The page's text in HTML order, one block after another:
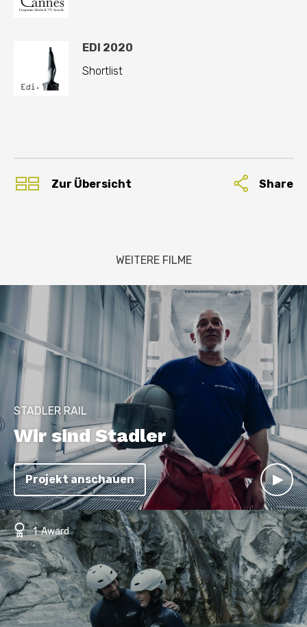
EDI 2020
Shortlist
Zur Übersicht Share
WEITERE FILME
STADLER RAIL
Wir sind Stadler
Projekt anschauen
1 Award